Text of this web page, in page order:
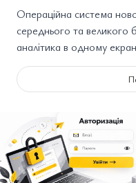
Операційна система
середнього та великого
аналітика в одному